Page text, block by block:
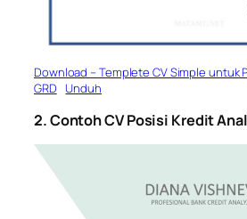
Download – Templete CV Simple untuk
GRD Unduh
2. Contoh CV Posisi Kredit